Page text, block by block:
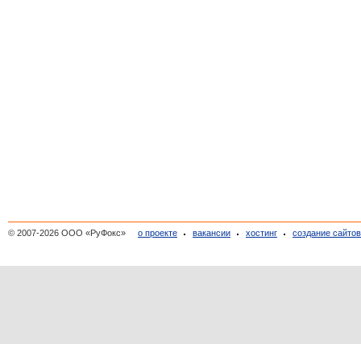
© 2007-2026 ООО «РуФокс» о проекте вакансии хостинг создание сайтов